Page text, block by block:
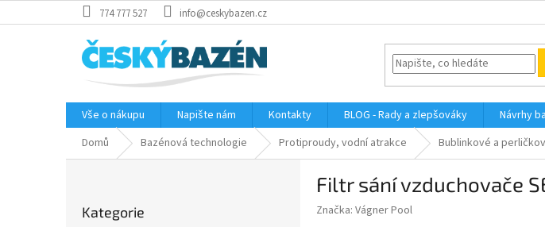
na
774 777 527 info@ceskybazen.cz
Vše o nákupu Napište nám Kontakty BLOG - Rady a zlepšováky
Návrhy
Domů
Bazénová technologie Protiproudy, vodní atrakce Bublinkové a
kategorie
Kategorie
Filtr sání vzduchovače
Značka: Vágner Pool